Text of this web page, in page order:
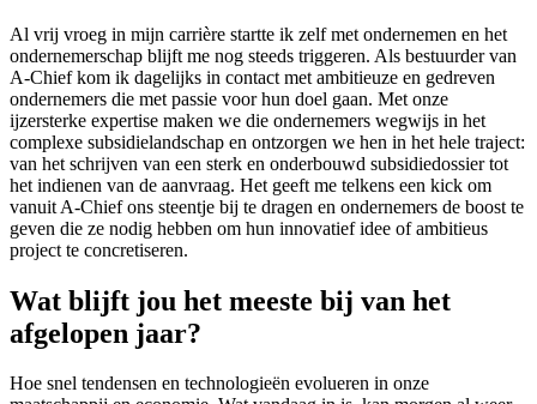
Al vrij vroeg in mijn carrière startte ik zelf met ondernemen en het
ondernemerschap blijft me nog steeds triggeren. Als bestuurder van
A-Chief kom ik dagelijks in contact met ambitieuze en gedreven
ondernemers die met passie voor hun doel gaan. Met onze
ijzersterke expertise maken we die ondernemers wegwijs in het
complexe subsidielandschap en ontzorgen we hen in het hele traject:
van het schrijven van een sterk en onderbouwd subsidiedossier tot
het indienen van de aanvraag. Het geeft me telkens een kick om
vanuit A-Chief ons steentje bij te dragen en ondernemers de boost te
geven die ze nodig hebben om hun innovatief idee of ambitieus
project te concretiseren.
Wat blijft jou het meeste bij van het
afgelopen jaar?
Hoe snel tendensen en technologieën evolueren in onze